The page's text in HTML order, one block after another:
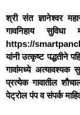
श्री संत ज्ञानेश्वर
गावनिहाय
https://
यांनी उत्कृष्ट पद्धतीने
गावांमध्ये
प्रत्येक गावातील
पेट्रोल पंप व संपर्क